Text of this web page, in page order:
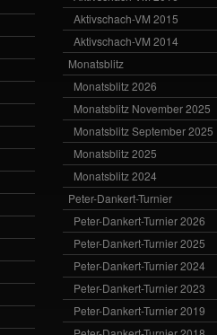
Aktivschach-VM 2015
Aktivschach-VM 2014
Monatsblitz
Monatsblitz 2026
Monatsblitz November 2025
Monatsblitz September 2025
Monatsblitz 2025
Monatsblitz 2024
Peter-Dankert-Turnier
Peter-Dankert-Turnier 2026
Peter-Dankert-Turnier 2025
Peter-Dankert-Turnier 2024
Peter-Dankert-Turnier 2023
Peter-Dankert-Turnier 2019